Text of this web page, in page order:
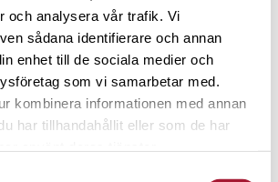
och analysera vår trafik. Vi
sådana identifierare och annan
enhet till de sociala medier och
som vi samarbetar med.
kombinera informationen med annan
har tillhandahållit eller som de har